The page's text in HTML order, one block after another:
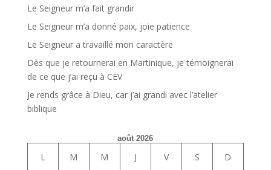
Le Seigneur m’a fait grandir
Le Seigneur m’a donné paix, joie patience
Le Seigneur a travaillé mon caractère
Dès que je retournerai en Martinique, je témoignerai
de ce que j’ai reçu à CEV
Je rends grâce à Dieu, car j’ai grandi avec l’atelier
biblique
août 2026
L M M J V S D